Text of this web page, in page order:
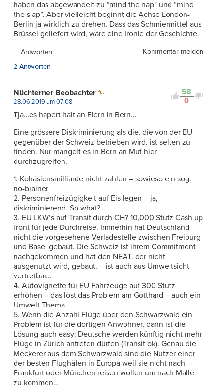
haben das abgewandelt zu “mind the nap” und “mind
the slap”. Aber vielleicht beginnt die Achse London-
Berlin ja wirklich zu drehen. Dass das Schmiermittel aus
Brüssel geliefert wird, wäre eine Ironie der Geschichte.
Antworten
Kommentar melden
2 Antworten
58
0
Nüchterner Beobachter
28.06.2019 um 07:08
Tja…es hapert halt an Eiern in Bern…
Eine grössere Diskriminierung als die, die von der EU
gegenüber der Schweiz betrieben wird, ist selten zu
finden. Nur mangelt es in Bern an Mut hier
durchzugreifen.
1. Kohäsionsmilliarde nicht zahlen – sowieso ein sog.
no-brainer
2. Personenfreizügigkeit auf Eis legen – ja,
diskriminierend. So what?
3. EU LKW‘s auf Transit durch CH? 10,000 Stutz Cash up
front für jede Durchreise. Immerhin hat Deutschland
nicht die vorgesehene Verladestelle zwischen Freiburg
und Basel gebaut. Die Schweiz ist ihrem Commitment
nachgekommen und hat den NEAT, der nicht
ausgenutzt wird, gebaut. – ist auch aus Umweltsicht
vertretbar…
4. Autovignette für EU Fahrzeuge auf 300 Stutz
erhöhen – das löst das Problem am Gotthard – auch ein
Umwelt Thema
5. Wenn die Anzahl Flüge über den Schwarzwald ein
Problem ist für die dortigen Anwohner, dann ist die
Lösung auch easy: Deutsche werden künftig nicht mehr
Flüge in Zürich antreten dürfen (Transit ok). Genau die
Meckerer aus dem Schwarzwald sind die Nutzer einer
der besten Flughäfen in Europa weil sie nicht nach
Frankfurt oder München reisen wollen um nach Malle
zu kommen…